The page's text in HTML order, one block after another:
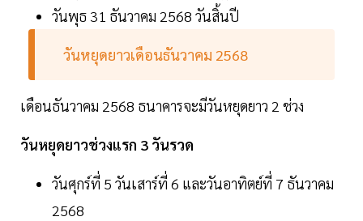
วันพุธ 31 ธันวาคม 2568 วันสิ้นปี
วันหยุดยาวเดือนธันวาคม 2568
เดือนธันวาคม 2568 ธนาคารจะมีวันหยุดยาว 2 ช่วง
วันหยุดยาวช่วงแรก 3 วันรวด
วันศุกร์ที่ 5 วันเสาร์ที่ 6 และวันอาทิตย์ที่ 7 ธันวาคม
2568